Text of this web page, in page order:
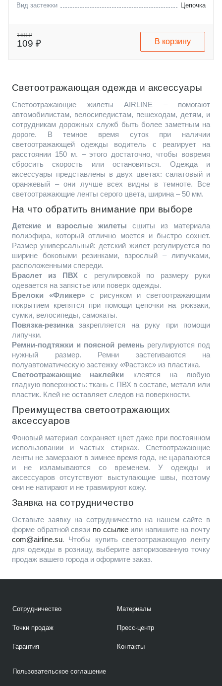
Вид застежки
Цепочка
168 ₽
109 ₽ В корзину
Светоотражающая одежда и аксессуары
Светоотражающие жилеты AIRLINE – помогают
автомобилистам, велосипедистам, пешеходам, детям, и
сотрудникам дорожных служб быть более заметным на
дороге. В темное время суток при наличии
светоотражающей одежды водитель с реагирует на
расстоянии 150 м. – этого достаточно, чтобы вовремя
сбросить скорость или остановиться. Одежда и
аксессуары представлены в двух цветах: салатовый и
оранжевый – они лучше всех видны в темноте. Все
светоотражающие ленты серого цвета, ширина – 50 мм.
На что обратить внимание при выборе
Детские и взрослые жилеты сшиты из материала
полиэфира, который отлично моется и быстро сохнет.
Размер универсальный: детский жилет регулируется по
ширине боковыми резинками, взрослый – липучками,
расположенными спереди.
Браслет из ПВХс регулировкой по размеру руки
одевается на запястье или поверх одежды.
Брелоки «Фликер»с рисунком и светоотражающим
покрытием крепятся при помощи цепочки на рюкзаки,
сумки, велосипеды, самокаты.
Повязка-резинка закрепляется на руку при помощи
липучки.
Ремни-подтяжки и поясной ремень регулируются под
нужный размер. Ремни застегиваются на
полуавтоматическую застежку «Фастэкс» из пластика.
Светоотражающие наклейки клеятся на любую
гладкую поверхность: ткань с ПВХ в составе, металл или
пластик. Клей не оставляет следов на поверхности.
Преимущества светоотражающих
аксессуаров
Фоновый материал сохраняет цвет даже при постоянном
использовании и частых стирках. Светоотражающие
ленты не замерзают в зимнее время года, не царапаются
и не изламываются со временем. У одежды и
аксессуаров отсутствуют выступающие швы, поэтому
они не натирают и не травмируют кожу.
Заявка на сотрудничество
Оставьте заявку на сотрудничество на нашем сайте в
форме обратной связи по ссылкеили напишите на почту
com@airline.su. Чтобы купить светоотражающую ленту
для одежды в розницу, выберите авторизованную точку
продаж вашего города и оформите заказ.
Сотрудничество
Точки продаж
Гарантия
Материалы
Пресс-центр
Контакты
Пользовательское соглашение